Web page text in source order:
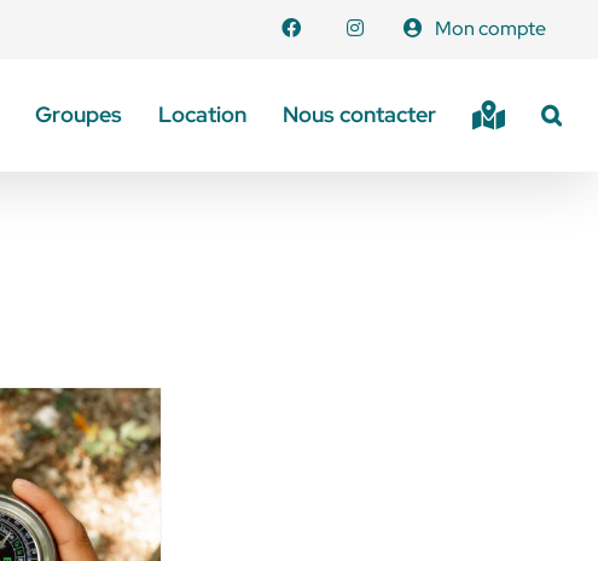
Mon compte
Groupes Location Nous contacter